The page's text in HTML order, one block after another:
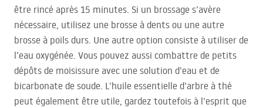
être rincé après 15 minutes. Si un brossage s’avère
nécessaire, utilisez une brosse à dents ou une autre
brosse à poils durs. Une autre option consiste à utiliser de
l’eau oxygénée. Vous pouvez aussi combattre de petits
dépôts de moisissure avec une solution d’eau et de
bicarbonate de soude. L’huile essentielle d’arbre à thé
peut également être utile, gardez toutefois à l’esprit que